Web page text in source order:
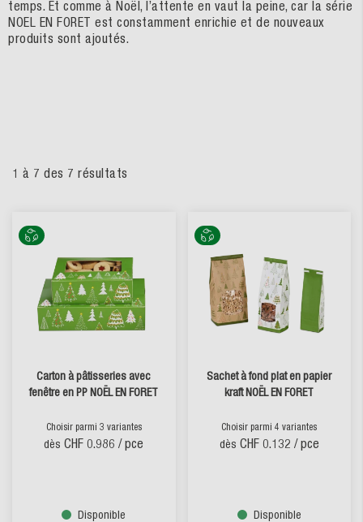
temps. Et comme à Noël, l’attente en vaut la peine, car la série
NOEL EN FORET est constamment enrichie et de nouveaux
produits sont ajoutés.
1 à 7 des 7 résultats
Carton à pâtisseries avec
fenêtre en PP NOËL EN FORET
Choisir parmi 3 variantes
dès CHF 0.986 / pce
Disponible
Sachet à fond plat en papier
kraft NOËL EN FORET
Choisir parmi 4 variantes
dès CHF 0.132 / pce
Disponible